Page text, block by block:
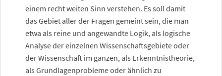
einem recht weiten Sinn verstehen. Es soll damit
das Gebiet aller der Fragen gemeint sein, die man
etwa als reine und angewandte Logik, als logische
Analyse der einzelnen Wissenschaftsgebiete oder
der Wissenschaft im ganzen, als Erkenntnistheorie,
als Grundlagenprobleme oder ähnlich zu